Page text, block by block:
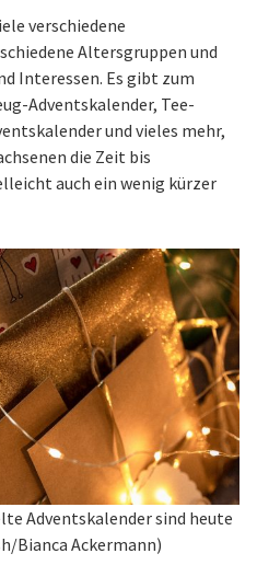
verschiedene
Altersgruppen und
Interessen. Es gibt zum
Adventskalender, Tee-
und vieles mehr,
die Zeit bis
auch ein wenig kürzer
Adventskalender sind heute
Bianca Ackermann)